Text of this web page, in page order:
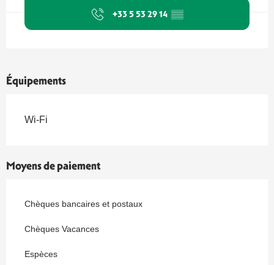
+33 5 53 29 14 ▒▒
Équipements
Wi-Fi
Moyens de paiement
Chèques bancaires et postaux
Chèques Vacances
Espèces